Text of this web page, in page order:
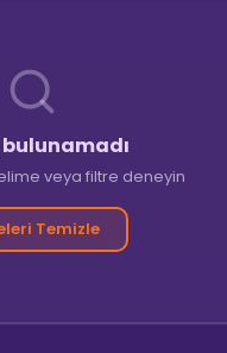
bulunamadı
veya filtre deneyin
Temizle